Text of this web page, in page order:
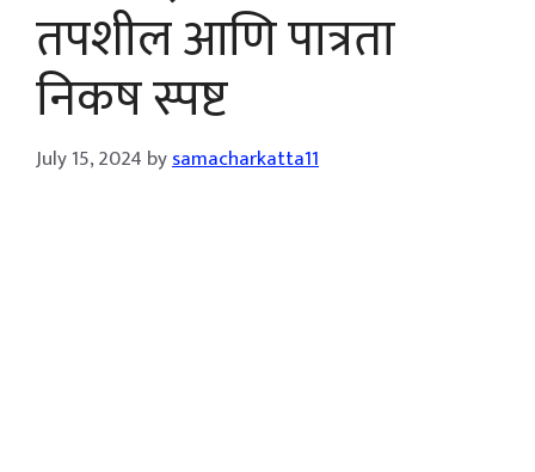
तपशील आणि पात्रता
निकष स्पष्ट
July 15, 2024 bysamacharkatta11